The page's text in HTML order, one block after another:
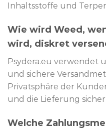
Inhaltsstoffe und
Wie wird Weed,
wird, diskret
Psydera.eu verwendet
und sichere
Privatsphäre der
und die Lieferung
Welche